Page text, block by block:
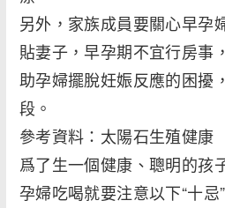
另外，家族成員要關心早孕
貼妻子，早孕期不宜行房事
助孕婦擺脫妊娠反應的困擾
段。
參考資料：太陽石生殖健康
爲了生一個健康、聰明的孩
孕婦吃喝就要注意以下“十忌